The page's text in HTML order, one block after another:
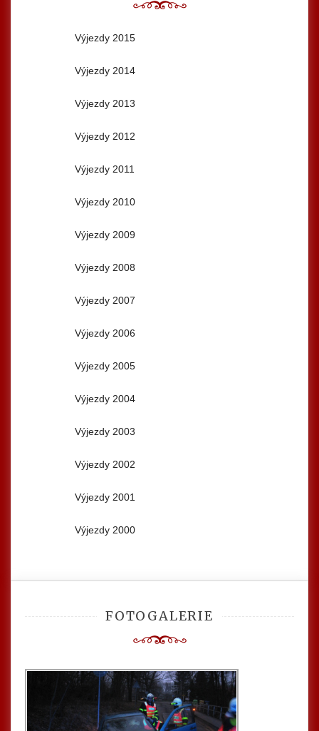
Výjezdy 2015
Výjezdy 2014
Výjezdy 2013
Výjezdy 2012
Výjezdy 2011
Výjezdy 2010
Výjezdy 2009
Výjezdy 2008
Výjezdy 2007
Výjezdy 2006
Výjezdy 2005
Výjezdy 2004
Výjezdy 2003
Výjezdy 2002
Výjezdy 2001
Výjezdy 2000
FOTOGALERIE